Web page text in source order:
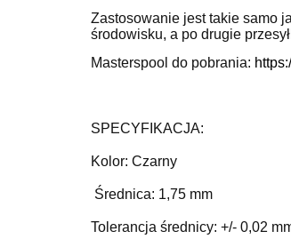
Zastosowanie jest takie samo
środowisku, a po drugie
Masterspool do pobrania:
SPECYFIKACJA:
Kolor: Czarny
Średnica: 1,75 mm
Tolerancja średnicy: +/- 0,02